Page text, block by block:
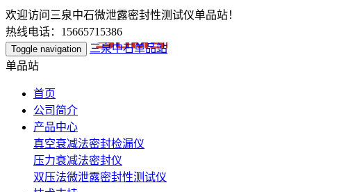
欢迎访问三泉中石微泄露密封性测试仪单品站！
热线电话：15665715386
Toggle navigation
三泉中石单品站
单品站
首页
公司简介
产品中心
真空衰减法密封检漏仪
压力衰减法密封仪
双压法微泄露密封性测试仪